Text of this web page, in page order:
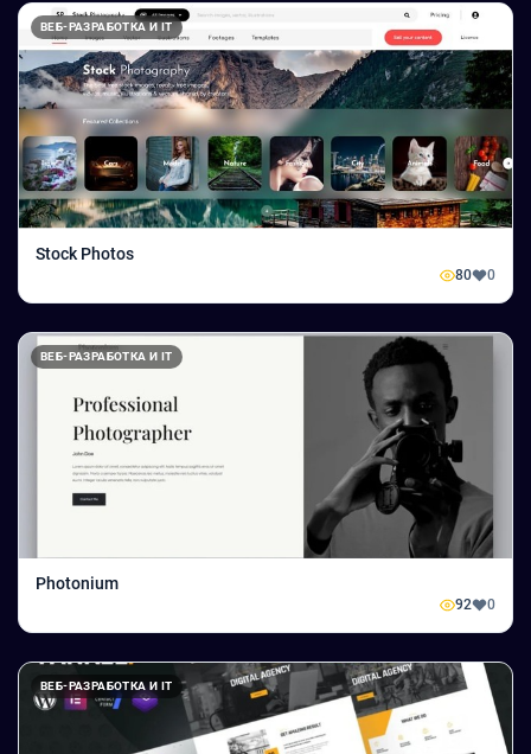
ВЕБ-РАЗРАБОТКА И IT
Stock Photos
80 0
ВЕБ-РАЗРАБОТКА И IT
Photonium
92 0
ВЕБ-РАЗРАБОТКА И IT